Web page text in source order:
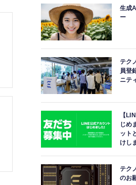
生成
ー
テク
員登
ニテ
【
じめ
ット
けし
テク
のお